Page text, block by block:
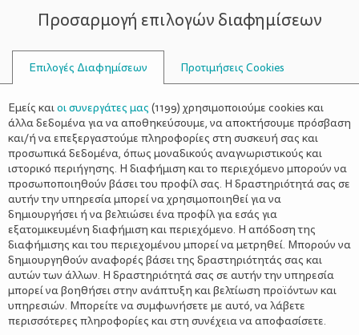
ΣΥΜΒΟΥΛΟΙ
IRIS
Προσαρμογή επιλογών διαφημίσεων
Επιλογές Διαφημίσεων Προτιμήσεις Cookies
Εμείς καιοι συνεργάτες μας (1199) χρησιμοποιούμε cookies και
άλλα δεδομένα για να αποθηκεύσουμε, να αποκτήσουμε πρόσβαση
και/ή να επεξεργαστούμε πληροφορίες στη συσκευή σας και
προσωπικά δεδομένα, όπως μοναδικούς αναγνωριστικούς και
ιστορικό περιήγησης. Η διαφήμιση και το περιεχόμενο μπορούν να
προσωποποιηθούν βάσει του προφίλ σας. Η δραστηριότητά σας σε
αυτήν την υπηρεσία μπορεί να χρησιμοποιηθεί για να
δημιουργήσει ή να βελτιώσει ένα προφίλ για εσάς για
εξατομικευμένη διαφήμιση και περιεχόμενο. Η απόδοση της
διαφήμισης και του περιεχομένου μπορεί να μετρηθεί. Μπορούν να
δημιουργηθούν αναφορές βάσει της δραστηριότητάς σας και
αυτών των άλλων. Η δραστηριότητά σας σε αυτήν την υπηρεσία
μπορεί να βοηθήσει στην ανάπτυξη και βελτίωση προϊόντων και
υπηρεσιών. Μπορείτε να συμφωνήσετε με αυτό, να λάβετε
περισσότερες πληροφορίες και στη συνέχεια να αποφασίσετε.